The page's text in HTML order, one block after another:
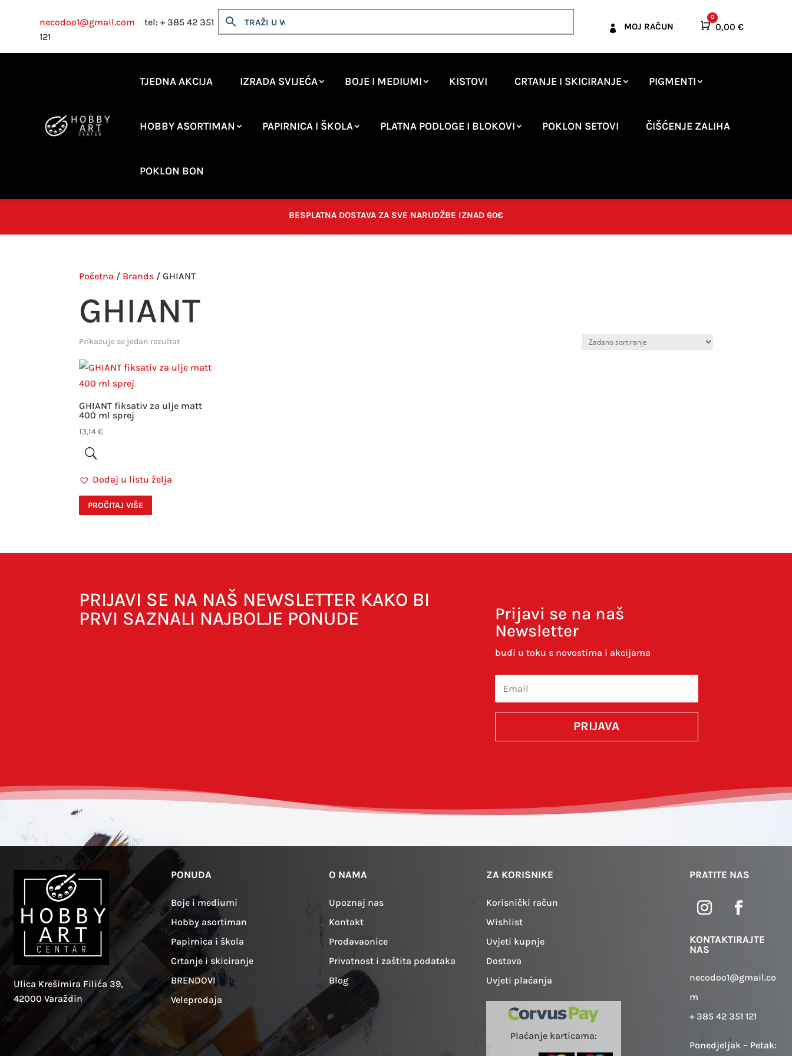
necodoo1@gmail.com tel: + 385 42 351
121
 MOJ RAČUN Košarica
0
0,00 €
TJEDNA AKCIJA IZRADA SVIJEĆA BOJE I MEDIUMI KISTOVI CRTANJE I SKICIRANJE PIGMENTI
HOBBY ASORTIMAN PAPIRNICA I ŠKOLA PLATNA PODLOGE I BLOKOVI POKLON SETOVI ČIŠĆENJE ZALIHA
POKLON BON
BESPLATNA DOSTAVA ZA SVE NARUDŽBE IZNAD 60€
Početna / Brands / GHIANT
GHIANT
Prikazuje se jedan rezultat
GHIANT fiksativ za ulje matt
400 ml sprej
13,14€
Dodaj u listu želja
PROČITAJ VIŠE
PRIJAVI SE NA NAŠ NEWSLETTER KAKO BI
PRVI SAZNALI NAJBOLJE PONUDE
Prijavi se na naš
Newsletter
budi u toku s novostima i akcijama
PRIJAVA
Ulica Krešimira Filića 39,
42000 Varaždin
PONUDA
Boje i mediumi
Hobby asortiman
Papirnica i škola
Crtanje i skiciranje
BRENDOVI
Veleprodaja
O NAMA
Upoznaj nas
Kontakt
Prodavaonice
Privatnost i zaštita podataka
Blog
ZA KORISNIKE
Korisnički račun
Wishlist
Uvjeti kupnje
Dostava
Uvjeti plaćanja
Plaćanje karticama:
PRATITE NAS
KONTAKTIRAJTE
NAS
necodoo1@gmail.co
m
+ 385 42 351 121
Ponedjeljak – Petak: